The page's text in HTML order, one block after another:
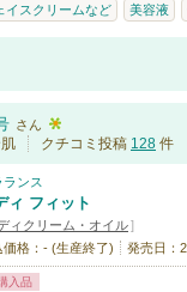
イスクリームなど 美容液
さん
クチコミ投稿 128 件
ランス
ィ フィット
ィクリーム・オイル]
価格：- (生産終了)
発売日：
入品